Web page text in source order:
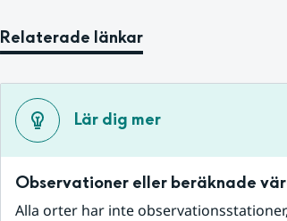
Relaterade länkar
Lär dig mer
Observationer eller beräknade
Alla orter har inte